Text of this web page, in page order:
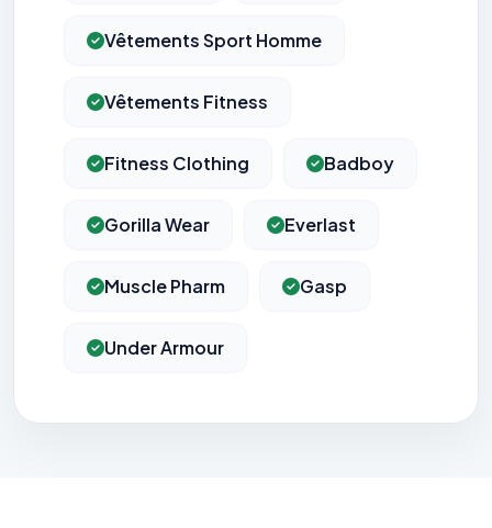
Vêtements Sport Homme
Vêtements Fitness
Fitness Clothing Badboy
Gorilla Wear Everlast
Muscle Pharm Gasp
Under Armour